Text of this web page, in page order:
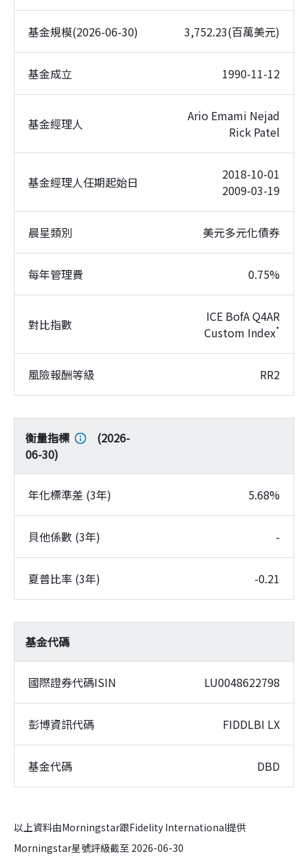
基金規模(2026-06-30) 3,752.23(百萬美元)
基金成立 1990-11-12
基金經理人
Ario Emami Nejad
Rick Patel
基金經理人任期起始日
2018-10-01
2009-03-19
晨星類別 美元多元化債券
每年管理費 0.75%
對比指數
ICE BofA Q4AR
Custom Index*
風險報酬等級 RR2
衡量指標 (2026-
06-30)
年化標準差 (3年) 5.68%
貝他係數 (3年) -
夏普比率 (3年) -0.21
基金代碼
國際證券代碼ISIN LU0048622798
彭博資訊代碼 FIDDLBI LX
基金代碼 DBD
以上資料由Morningstar跟Fidelity International提供
Morningstar星號評級截至 2026-06-30